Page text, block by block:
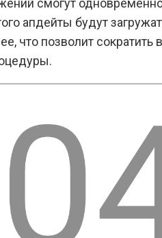
смогут
апдейты будут
что позволит сократить